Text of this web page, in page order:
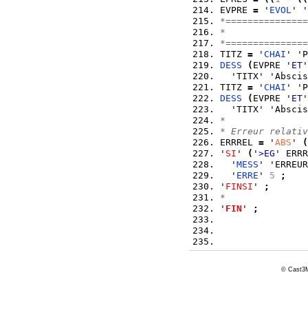
EVPRE = ' EVOL '
*
TITZ = ' CHAI '
DESS
( EVPRE ' ET '
'TITX'
TITZ = ' CHAI '
DESS
( EVPRE ' ET '
'TITX'
*
* Erreur
ERRREL = ' ABS '
(
' SI ' ( ' >EG '
  '
MESS '
  '
ERRE ' 5
;
' FINSI '
;
*
' FIN ' ;
©